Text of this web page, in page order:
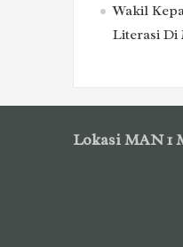
Wakil
Literasi Di
Lokasi MAN 1